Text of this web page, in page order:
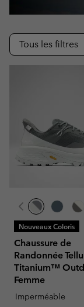
Tous les filtres
Nouveaux Coloris
Chaussure de
Randonnée
Titanium™
Femme
Imperméable